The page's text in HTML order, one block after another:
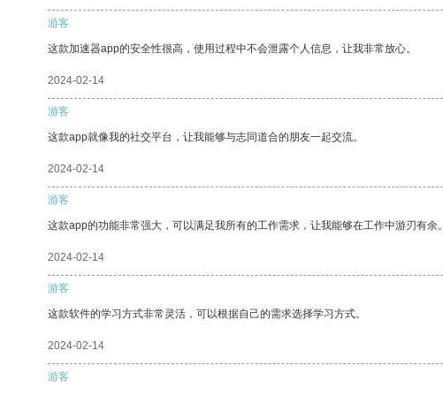
游客
这款加速器app的安全性很高，使用过程中不会泄露个人信息，让我非常放心。
2024-02-14
游客
这款app就像我的社交平台，让我能够与志同道合的朋友一起交流。
2024-02-14
游客
这款app的功能非常强大，可以满足我所有的工作需求，让我能够在工作中游刃有余。
2024-02-14
游客
这款软件的学习方式非常灵活，可以根据自己的需求选择学习方式。
2024-02-14
游客